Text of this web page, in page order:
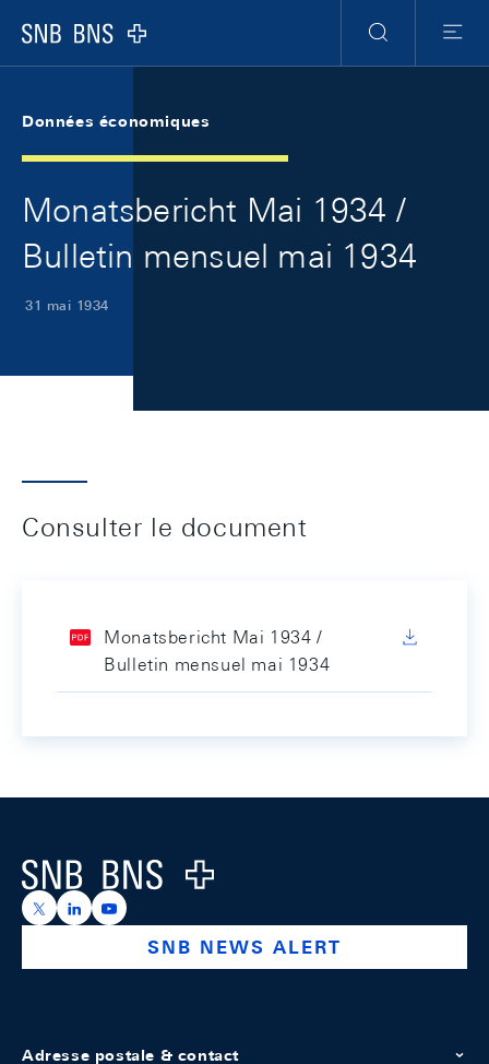
Logo
RechercheMenu
Données économiques
Monatsbericht Mai 1934 /
Bulletin mensuel mai 1934
31 mai 1934
Consulter le document
Monatsbericht Mai 1934 /
Bulletin mensuel mai 1934
Logo
https://x.com/snb_bns
https://ch.linkedin.com/company/swiss-national-
https://www.youtube.com/@swissnationalbank
SNB NEWS ALERT
Adresse postale & contact